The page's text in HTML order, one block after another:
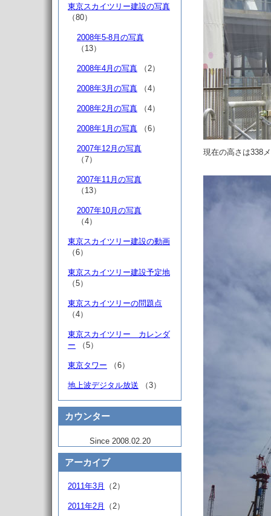
現在の高さは338
東京スカイツリー建設の写真
（80）
2008年5-8月の写真
（13）
2008年4月の写真 （2）
2008年3月の写真 （4）
2008年2月の写真 （4）
2008年1月の写真 （6）
2007年12月の写真
（7）
2007年11月の写真
（13）
2007年10月の写真
（4）
東京スカイツリー建設の動画
（6）
東京スカイツリー建設予定地
（5）
東京スカイツリーの問題点
（4）
東京スカイツリー カレンダ
ー （5）
東京タワー （6）
地上波デジタル放送 （3）
カウンター
Since 2008.02.20
アーカイブ
2011年3月 （2）
2011年2月 （2）